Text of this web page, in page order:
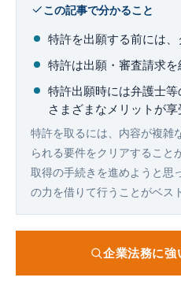
この記事で分かること
特許を出願する前には
特許は出願・審査請求
特許出願時には弁護士
さまざまなメリットが享
特許を取るには、内容が複雑
られる要件をクリアすること
取得の手続きを進めようと思
の力を借りて行うことがベス
企業法務に強